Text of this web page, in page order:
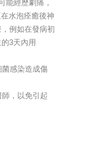
能經歷劇痛，
水泡痊癒後神
例如在發病初
3天內用
感染造成傷
，以免引起